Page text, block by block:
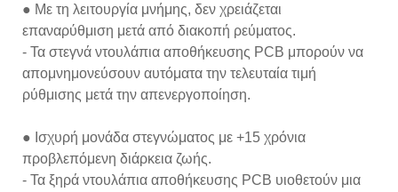
● Με τη λειτουργία μνήμης, δεν χρειάζεται
επαναρύθμιση μετά από διακοπή ρεύματος.
- Τα στεγνά ντουλάπια αποθήκευσης PCB μπορούν να
απομνημονεύσουν αυτόματα την τελευταία τιμή
ρύθμισης μετά την απενεργοποίηση.
● Ισχυρή μονάδα στεγνώματος με +15 χρόνια
προβλεπόμενη διάρκεια ζωής.
- Τα ξηρά ντουλάπια αποθήκευσης PCB υιοθετούν μια